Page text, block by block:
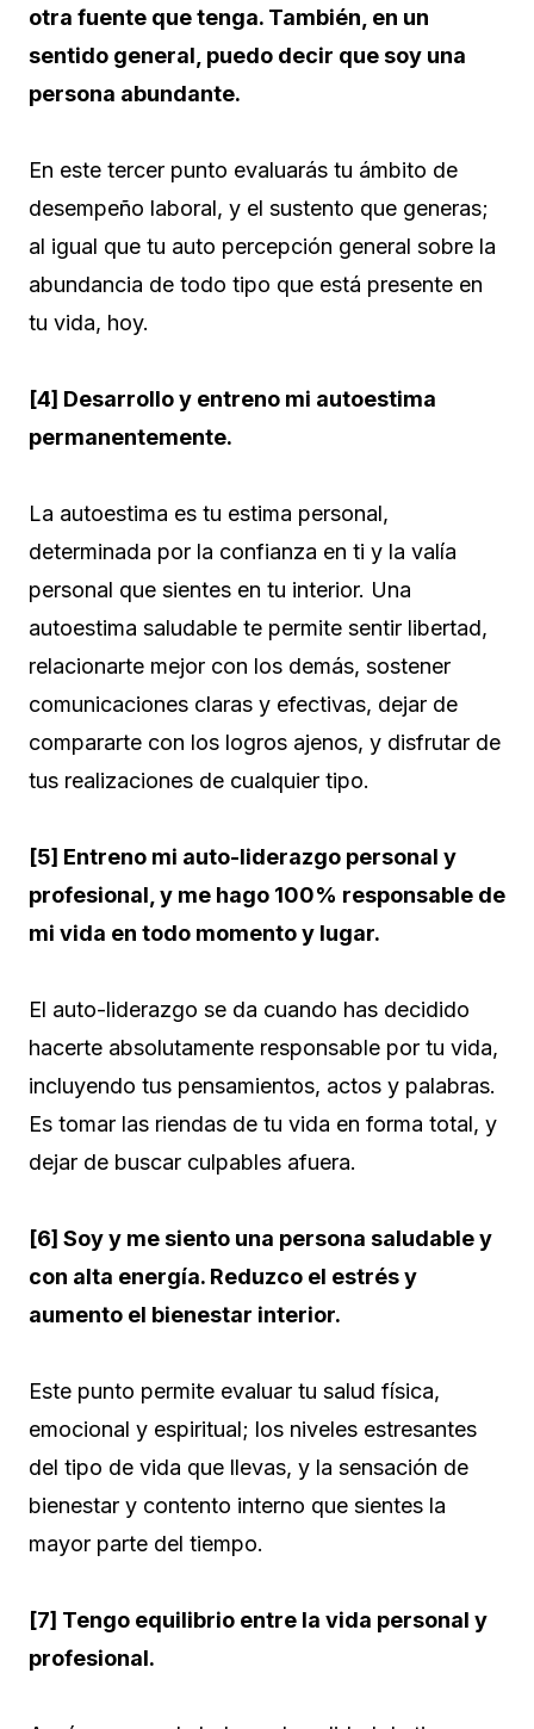
otra fuente que tenga. También, en un
sentido general, puedo decir que soy una
persona abundante.
En este tercer punto evaluarás tu ámbito de
desempeño laboral, y el sustento que generas;
al igual que tu auto percepción general sobre la
abundancia de todo tipo que está presente en
tu vida, hoy.
[4] Desarrollo y entreno mi autoestima
permanentemente.
La autoestima es tu estima personal,
determinada por la confianza en ti y la valía
personal que sientes en tu interior. Una
autoestima saludable te permite sentir libertad,
relacionarte mejor con los demás, sostener
comunicaciones claras y efectivas, dejar de
compararte con los logros ajenos, y disfrutar de
tus realizaciones de cualquier tipo.
[5] Entreno mi auto-liderazgo personal y
profesional, y me hago 100% responsable de
mi vida en todo momento y lugar.
El auto-liderazgo se da cuando has decidido
hacerte absolutamente responsable por tu vida,
incluyendo tus pensamientos, actos y palabras.
Es tomar las riendas de tu vida en forma total, y
dejar de buscar culpables afuera.
[6] Soy y me siento una persona saludable y
con alta energía. Reduzco el estrés y
aumento el bienestar interior.
Este punto permite evaluar tu salud física,
emocional y espiritual; los niveles estresantes
del tipo de vida que llevas, y la sensación de
bienestar y contento interno que sientes la
mayor parte del tiempo.
[7] Tengo equilibrio entre la vida personal y
profesional.